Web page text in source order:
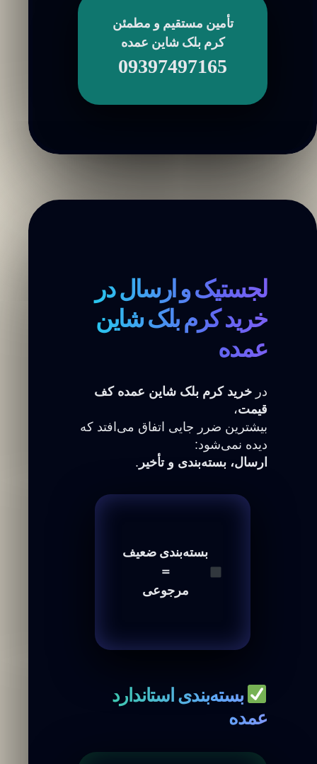
تأمین مستقیم و مطمئن
کرم بلک شاین عمده
09397497165
لجستیک و ارسال در
خرید کرم بلک شاین
عمده
در خرید کرم بلک شاین عمده کف
قیمت،
بیشترین ضرر جایی اتفاق می‌افتد که
دیده نمی‌شود:
ارسال، بسته‌بندی و تأخیر .
بسته‌بندی ضعیف
＝
مرجوعی
بسته‌بندی استاندارد
عمده